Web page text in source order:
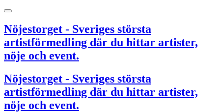
Nöjestorget - Sveriges största
artistförmedling där du hittar artister,
nöje och event.
Nöjestorget - Sveriges största
artistförmedling där du hittar artister,
nöje och event.